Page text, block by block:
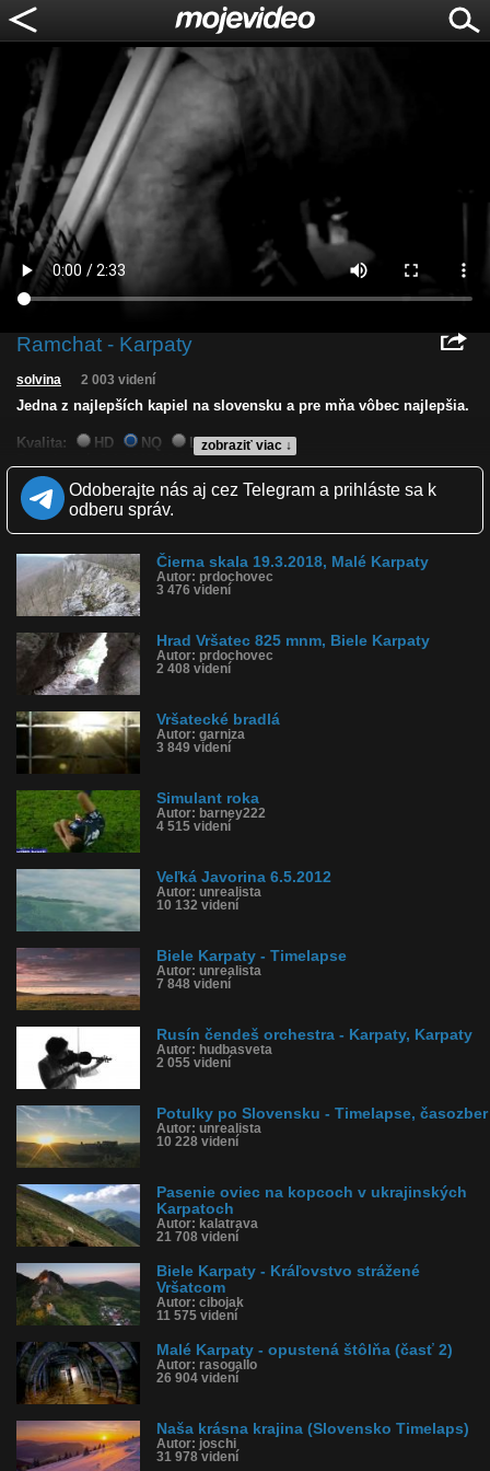
Ramchat - Karpaty
zobraziť viac ↓
solvina 2 003 videní
Jedna z najlepších kapiel na slovensku a pre mňa vôbec najlepšia.
Kvalita: HD NQ
LQ
Páči sa: 67% (3 hlasov)
Obľúbené: 2
Komentárov: 2
Dľžka: 2:33
Tagy: ramchat, karpaty
História sledovanosti videa:
Odoberajte nás aj cez Telegram a prihláste sa k
odberu správ.
Čierna skala 19.3.2018, Malé Karpaty
Autor: prdochovec
3 476 videní
Hrad Vršatec 825 mnm, Biele Karpaty
Autor: prdochovec
2 408 videní
Vršatecké bradlá
Autor: garniza
3 849 videní
Simulant roka
Autor: barney222
4 515 videní
Veľká Javorina 6.5.2012
Autor: unrealista
10 132 videní
Biele Karpaty - Timelapse
Autor: unrealista
7 848 videní
Rusín čendeš orchestra - Karpaty, Karpaty
Autor: hudbasveta
2 055 videní
Potulky po Slovensku - Timelapse, časozber
Autor: unrealista
10 228 videní
Pasenie oviec na kopcoch v ukrajinských
Karpatoch
Autor: kalatrava
21 708 videní
Biele Karpaty - Kráľovstvo strážené
Vršatcom
Autor: cibojak
11 575 videní
Malé Karpaty - opustená štôlňa (časť 2)
Autor: rasogallo
26 904 videní
Naša krásna krajina (Slovensko Timelaps)
Autor: joschi
31 978 videní